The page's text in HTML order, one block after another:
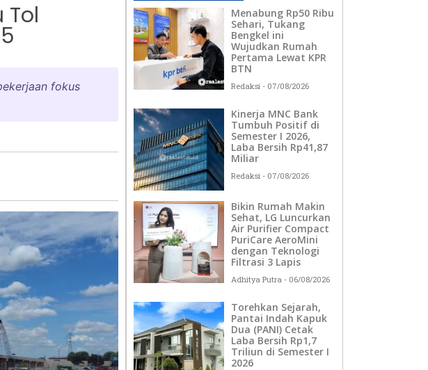
Tol
fokus
Menabung Rp50 Ribu
Sehari, Tukang
Bengkel ini
Wujudkan Rumah
Pertama Lewat KPR
BTN
Redaksi 07/08/2026
Kinerja MNC Bank
Tumbuh Positif di
Semester I 2026,
Laba Bersih Rp41,87
Miliar
Redaksi 07/08/2026
Bikin Rumah Makin
Sehat, LG Luncurkan
Air Purifier Compact
PuriCare AeroMini
dengan Teknologi
Filtrasi 3 Lapis
Adhitya Putra 06/08/2026
Torehkan Sejarah,
Pantai Indah Kapuk
Dua (PANI) Cetak
Laba Bersih Rp1,7
Triliun di Semester I
2026